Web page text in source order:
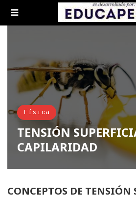
Física
TENSIÓN
CAPILARIDAD
CONCEPTOS DE TENSIÓN